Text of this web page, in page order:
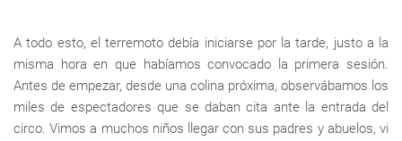
A todo esto, el terremoto debía iniciarse por la tarde, justo a la
misma hora en que habíamos convocado la primera sesión.
Antes de empezar, desde una colina próxima, observábamos los
miles de espectadores que se daban cita ante la entrada del
circo. Vimos a muchos niños llegar con sus padres y abuelos, vi